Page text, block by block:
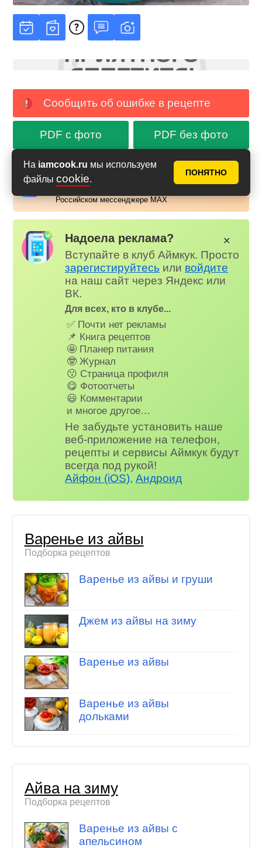
На iamcook.ru мы используем
файлы cookie.
ПОНЯТНО
Сообщить об ошибке в рецепте
PDF с фото PDF без фото
Аймкук в Макс
Российском мессенджере MAX
Надоела реклама?
Вступайте в клуб Аймкук. Просто
зарегистируйтесь или войдите
на наш сайт через Яндекс или
ВК.
Для всех, кто в клубе...
✅ Почти нет рекламы
📌 Книга рецептов
🤩 Планер питания
🤓 Журнал
😗 Страница профиля
😋 Фотоотчеты
😃 Комментарии
и многое другое…
Не забудьте установить наше
веб-приложение на телефон,
рецепты и сервисы Аймкук будут
всегда под рукой!
Айфон (iOS),Андроид
✕
Варенье из айвы
Подборка рецептов
Варенье из айвы и груши
Джем из айвы на зиму
Варенье из айвы
Варенье из айвы
дольками
Айва на зиму
Подборка рецептов
Варенье из айвы с
апельсином